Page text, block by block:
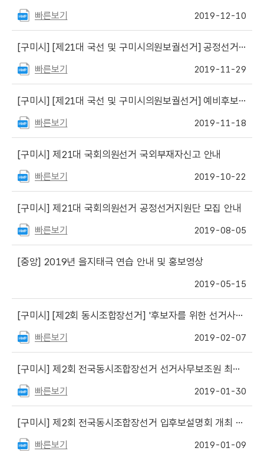
빠른보기 2019-12-10
[구미시] [제21대 국선 및 구미시의원보궐선거] 공정선거지원단원(선거 1,2단계) 모집
빠른보기 2019-11-29
[구미시] [제21대 국선 및 구미시의원보궐선거] 예비후보자 입후보설명회 개최 안내
빠른보기 2019-11-18
[구미시] 제21대 국회의원선거 국외부재자신고 안내
빠른보기 2019-10-22
[구미시] 제21대 국회의원선거 공정선거지원단 모집 안내
빠른보기 2019-08-05
[중앙] 2019년 을지태극 연습 안내 및 홍보영상
2019-05-15
[구미시] [제2회 동시조합장선거] '후보자를 위한 선거사무안내' 책자 및 각종 서식
빠른보기 2019-02-07
[구미시] 제2회 전국동시조합장선거 선거사무보조원 최종합격자 명단
빠른보기 2019-01-30
[구미시] 제2회 전국동시조합장선거 입후보설명회 개최 안내
빠른보기 2019-01-09